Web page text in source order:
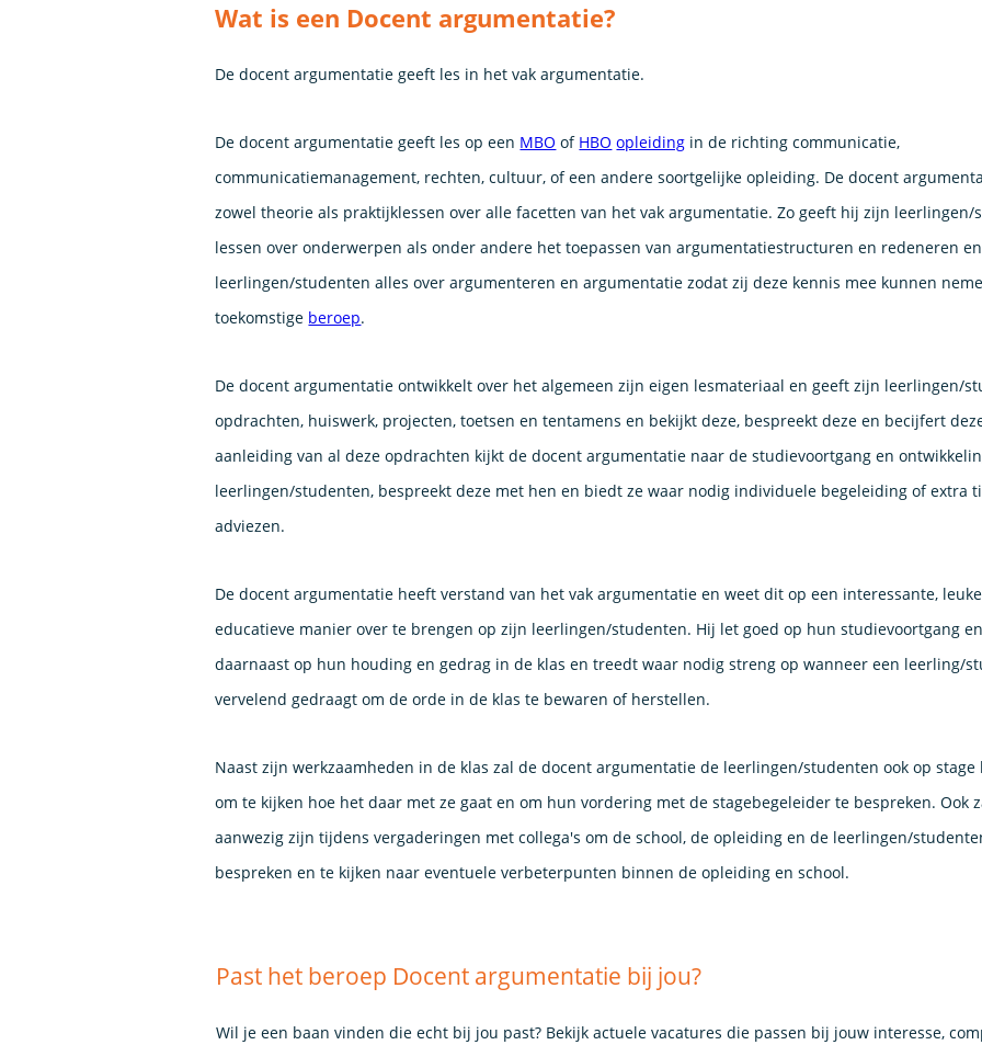
Wat is een Docent argumentatie?
De docent argumentatie geeft les in het vak argumentatie.
De docent argumentatie geeft les op een MBO of HBO opleiding in de richting communicatie,
communicatiemanagement, rechten, cultuur, of een andere soortgelijke opleiding. De docent
zowel theorie als praktijklessen over alle facetten van het vak argumentatie. Zo geeft hij zijn leerlingen/
lessen over onderwerpen als onder andere het toepassen van argumentatiestructuren en redeneren
leerlingen/studenten alles over argumenteren en argumentatie zodat zij deze kennis mee kunnen
toekomstige beroep.
De docent argumentatie ontwikkelt over het algemeen zijn eigen lesmateriaal en geeft zijn leerlingen/
opdrachten, huiswerk, projecten, toetsen en tentamens en bekijkt deze, bespreekt deze en becijfert
aanleiding van al deze opdrachten kijkt de docent argumentatie naar de studievoortgang en
leerlingen/studenten, bespreekt deze met hen en biedt ze waar nodig individuele begeleiding of extra
adviezen.
De docent argumentatie heeft verstand van het vak argumentatie en weet dit op een interessante,
educatieve manier over te brengen op zijn leerlingen/studenten. Hij let goed op hun studievoortgang
daarnaast op hun houding en gedrag in de klas en treedt waar nodig streng op wanneer een leerling/
vervelend gedraagt om de orde in de klas te bewaren of herstellen.
Naast zijn werkzaamheden in de klas zal de docent argumentatie de leerlingen/studenten ook op stage
om te kijken hoe het daar met ze gaat en om hun vordering met de stagebegeleider te bespreken. Ook
aanwezig zijn tijdens vergaderingen met collega's om de school, de opleiding en de leerlingen/
bespreken en te kijken naar eventuele verbeterpunten binnen de opleiding en school.
Past het beroep Docent argumentatie bij jou?
Wil je een baan vinden die echt bij jou past? Bekijk actuele vacatures die passen bij jouw interesse,